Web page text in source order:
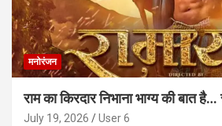
मनोरंजन
राम का किरदार निभाना भाग्य की बात
July 19, 2026 User 6